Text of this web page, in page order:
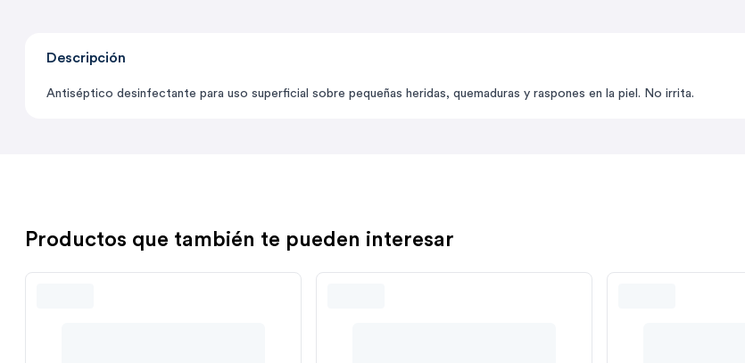
Descripción
Antiséptico desinfectante para uso superficial sobre pequeñas heridas, quemaduras y raspones en la piel. No irrita.
Productos que también te pueden interesar